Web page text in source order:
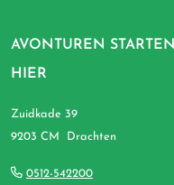
AVONTUREN STARTEN
HIER
Zuidkade 39
9203 CM Drachten
0512-542200